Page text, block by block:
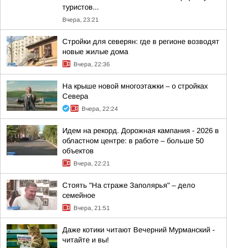
туристов...
Вчера, 23:21
Стройки для северян: где в регионе возводят
новые жилые дома
Вчера, 22:36
На крыше новой многоэтажки – о стройках
Севера
Вчера, 22:24
Идем на рекорд. Дорожная кампания - 2026 в
областном центре: в работе – больше 50
объектов
Вчера, 22:21
Стоять "На страже Заполярья" – дело
семейное
Вчера, 21:51
Даже котики читают Вечерний Мурманский -
читайте и вы!